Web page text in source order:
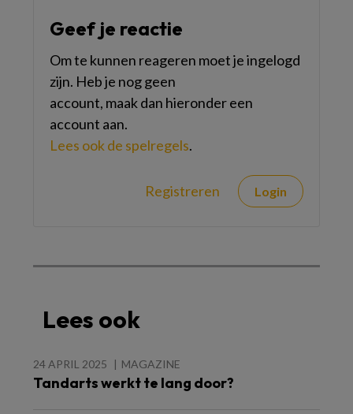
Geef je reactie
Om te kunnen reageren moet je ingelogd
zijn. Heb je nog geen
account, maak dan hieronder een
account aan.
Lees ook de spelregels.
Registreren Login
Lees ook
24 APRIL 2025 MAGAZINE
Tandarts werkt te lang door?